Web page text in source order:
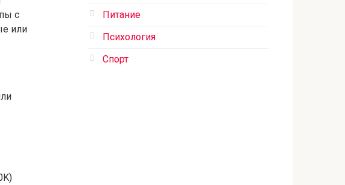
с
или
Питание
Психология
Спорт